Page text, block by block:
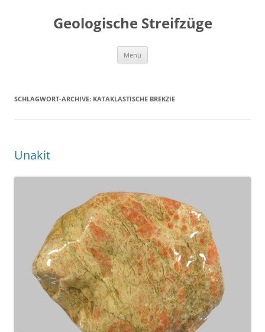
Geologische Streifzüge
Menü
SCHLAGWORT-ARCHIVE: KATAKLASTISCHE BREKZIE
Unakit